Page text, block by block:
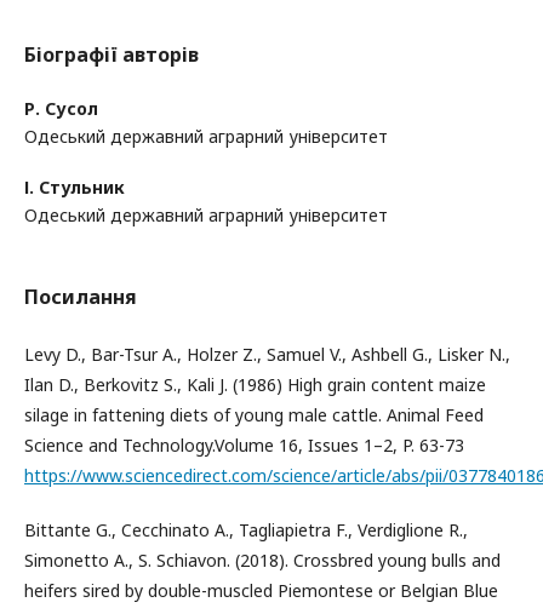
Біографії авторів
Р. Сусол
Одеський державний аграрний університет
І. Стульник
Одеський державний аграрний університет
Посилання
Levy D., Bar-Tsur A., Holzer Z., Samuel V., Ashbell G., Lisker N.,
Ilan D., Berkovitz S., Kali J. (1986) High grain content maize
silage in fattening diets of young male cattle. Animal Feed
Science and Technology.Volume 16, Issues 1–2, P. 63-73
https://www.sciencedirect.com/science/article/abs/pii/
Bittante G., Cecchinato A., Tagliapietra F., Verdiglione R.,
Simonetto A., S. Schiavon. (2018). Crossbred young bulls and
heifers sired by double-muscled Piemontese or Belgian Blue